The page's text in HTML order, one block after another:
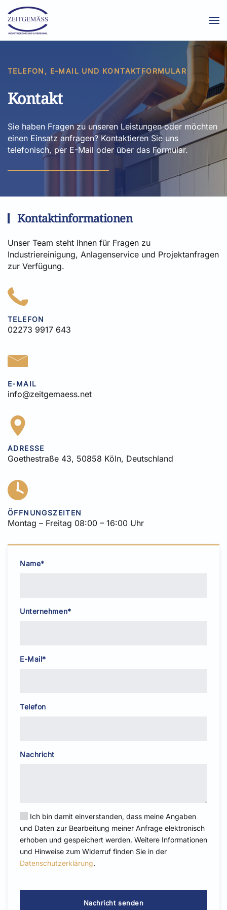
Zum Hauptinhalt springen
TELEFON, E-MAIL UND KONTAKTFORMULAR
Kontakt
Sie haben Fragen zu unseren Leistungen oder möchten
einen Einsatz anfragen? Kontaktieren Sie uns
telefonisch, per E-Mail oder über das Formular.
Kontaktinformationen
Unser Team steht Ihnen für Fragen zu
Industriereinigung, Anlagenservice und Projektanfragen
zur Verfügung.
TELEFON
02273 9917 643
E-MAIL
info@zeitgemaess.net
ADRESSE
Goethestraße 43, 50858 Köln, Deutschland
ÖFFNUNGSZEITEN
Montag – Freitag 08:00 – 16:00 Uhr
Name*
Unternehmen*
E-Mail*
Telefon
Nachricht
Ich bin damit einverstanden, dass meine Angaben
und Daten zur Bearbeitung meiner Anfrage elektronisch
erhoben und gespeichert werden. Weitere Informationen
und Hinweise zum Widerruf finden Sie in der
Datenschutzerklärung.